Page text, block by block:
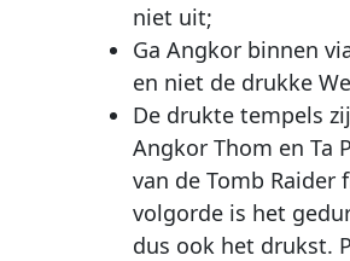
niet uit;
Ga Angkor binnen
en niet de drukke
De drukte tempels
Angkor Thom en Ta
van de Tomb Raider
volgorde is het
dus ook het drukst.